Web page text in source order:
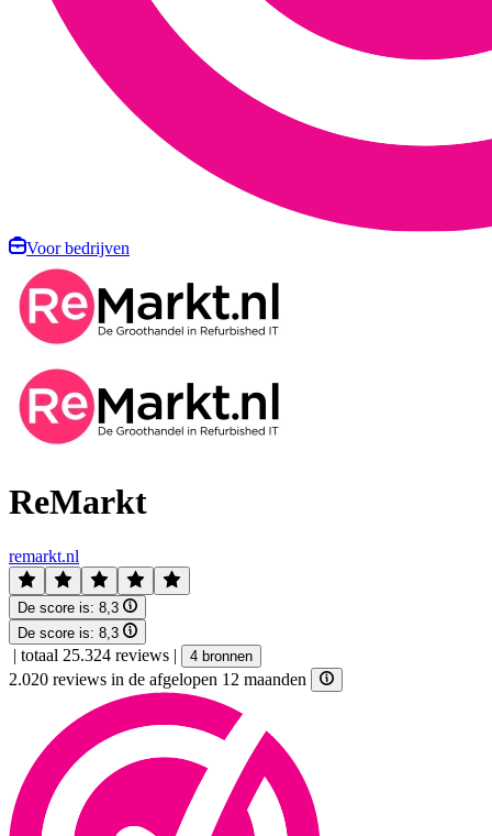
Voor bedrijven
ReMarkt
remarkt.nl
De score is: 8,3
De score is: 8,3
| totaal 25.324 reviews | 4 bronnen
2.020 reviews in de afgelopen 12 maanden